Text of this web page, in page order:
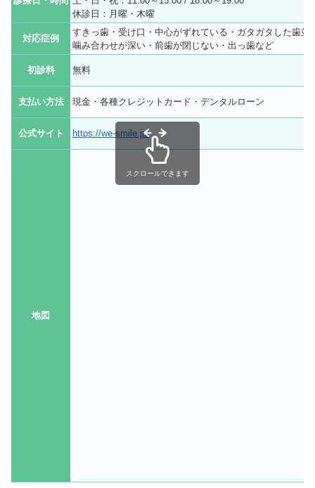
休診日：月曜・木曜
対応症例
すきっ歯・受け口・中心がずれている・ガタガタした歯並
噛み合わせが深い・前歯が閉じない・出っ歯など
初診料 無料
支払い方法 現金・各種クレジットカード・デンタルローン
公式サイト https://we-smile.jp/
地図
スクロールできます